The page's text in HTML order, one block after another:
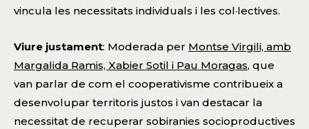
vincula les necessitats individuals i les col·lectives.
Viure justament: Moderada per Montse Virgili, amb
Margalida Ramis, Xabier Sotil i Pau Moragas, que
van parlar de com el cooperativisme contribueix a
desenvolupar territoris justos i van destacar la
necessitat de recuperar sobiranies socioproductives